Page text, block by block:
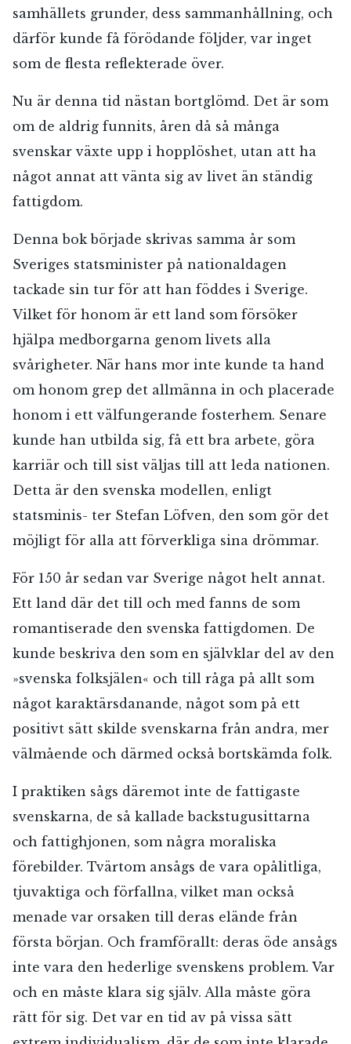
samhällets grunder, dess sammanhållning, och
därför kunde få förödande följder, var inget
som de flesta reflekterade över.
Nu är denna tid nästan bortglömd. Det är som
om de aldrig funnits, åren då så många
svenskar växte upp i hopplöshet, utan att ha
något annat att vänta sig av livet än ständig
fattigdom.
Denna bok började skrivas samma år som
Sveriges statsminister på nationaldagen
tackade sin tur för att han föddes i Sverige.
Vilket för honom är ett land som försöker
hjälpa medborgarna genom livets alla
svårigheter. När hans mor inte kunde ta hand
om honom grep det allmänna in och placerade
honom i ett välfungerande fosterhem. Senare
kunde han utbilda sig, få ett bra arbete, göra
karriär och till sist väljas till att leda nationen.
Detta är den svenska modellen, enligt
statsminis- ter Stefan Löfven, den som gör det
möjligt för alla att förverkliga sina drömmar.
För 150 år sedan var Sverige något helt annat.
Ett land där det till och med fanns de som
romantiserade den svenska fattigdomen. De
kunde beskriva den som en självklar del av den
»svenska folksjälen« och till råga på allt som
något karaktärsdanande, något som på ett
positivt sätt skilde svenskarna från andra, mer
välmående och därmed också bortskämda folk.
I praktiken sågs däremot inte de fattigaste
svenskarna, de så kallade backstugusittarna
och fattighjonen, som några moraliska
förebilder. Tvärtom ansågs de vara opålitliga,
tjuvaktiga och förfallna, vilket man också
menade var orsaken till deras elände från
första början. Och framförallt: deras öde ansågs
inte vara den hederlige svenskens problem. Var
och en måste klara sig själv. Alla måste göra
rätt för sig. Det var en tid av på vissa sätt